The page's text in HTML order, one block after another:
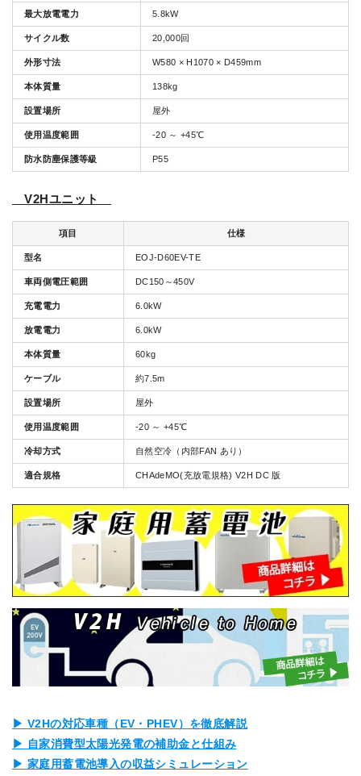
最大放電電力 5.8kW
サイクル数 20,000回
外形寸法 W580 × H1070 × D459mm
本体質量 138kg
設置場所 屋外
使用温度範囲 -20 ～ +45℃
防水防塵保護等級 P55
V2Hユニット
項目 仕様
型名 EOJ-D60EV-TE
車両側電圧範囲 DC150～450V
充電電力 6.0kW
放電電力 6.0kW
本体質量 60kg
ケーブル 約7.5m
設置場所 屋外
使用温度範囲 -20 ～ +45℃
冷却方式 自然空冷（内部FAN あり）
適合規格 CHAdeMO(充放電規格) V2H DC 版
▶ V2Hの対応車種（EV・PHEV）を徹底解説
▶ 自家消費型太陽光発電の補助金と仕組み
▶ 家庭用蓄電池導入の収益シミュレーション